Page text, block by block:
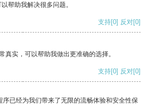
帮助我解决很多问题。
支持[0] 反对[0]
真实，可以帮助我做出更准确的选择。
支持[0] 反对[0]
序已经为我们带来了无限的流畅体验和安全性保